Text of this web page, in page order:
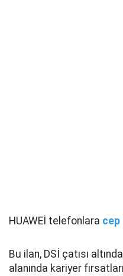
HUAWEİ telefonlara cep
Bu ilan, DSİ çatısı
alanında kariyer